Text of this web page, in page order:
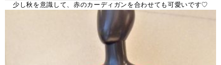
少し秋を意識して、赤のカーディガンを合わせても可愛いです♡